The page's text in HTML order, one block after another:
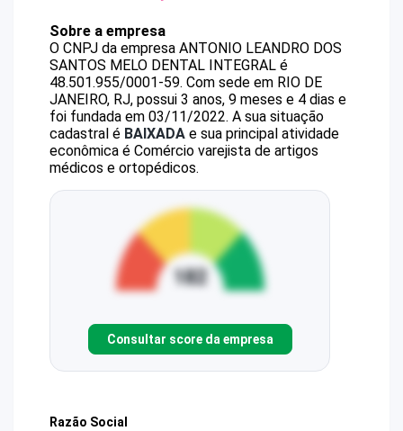
Sobre a empresa
O CNPJ da empresa ANTONIO LEANDRO DOS
SANTOS MELO DENTAL INTEGRAL é
48.501.955/0001-59. Com sede em RIO DE
JANEIRO, RJ, possui 3 anos, 9 meses e 4 dias e
foi fundada em 03/11/2022. A sua situação
cadastral é BAIXADA e sua principal atividade
econômica é Comércio varejista de artigos
médicos e ortopédicos.
Consultar score da empresa
Razão Social